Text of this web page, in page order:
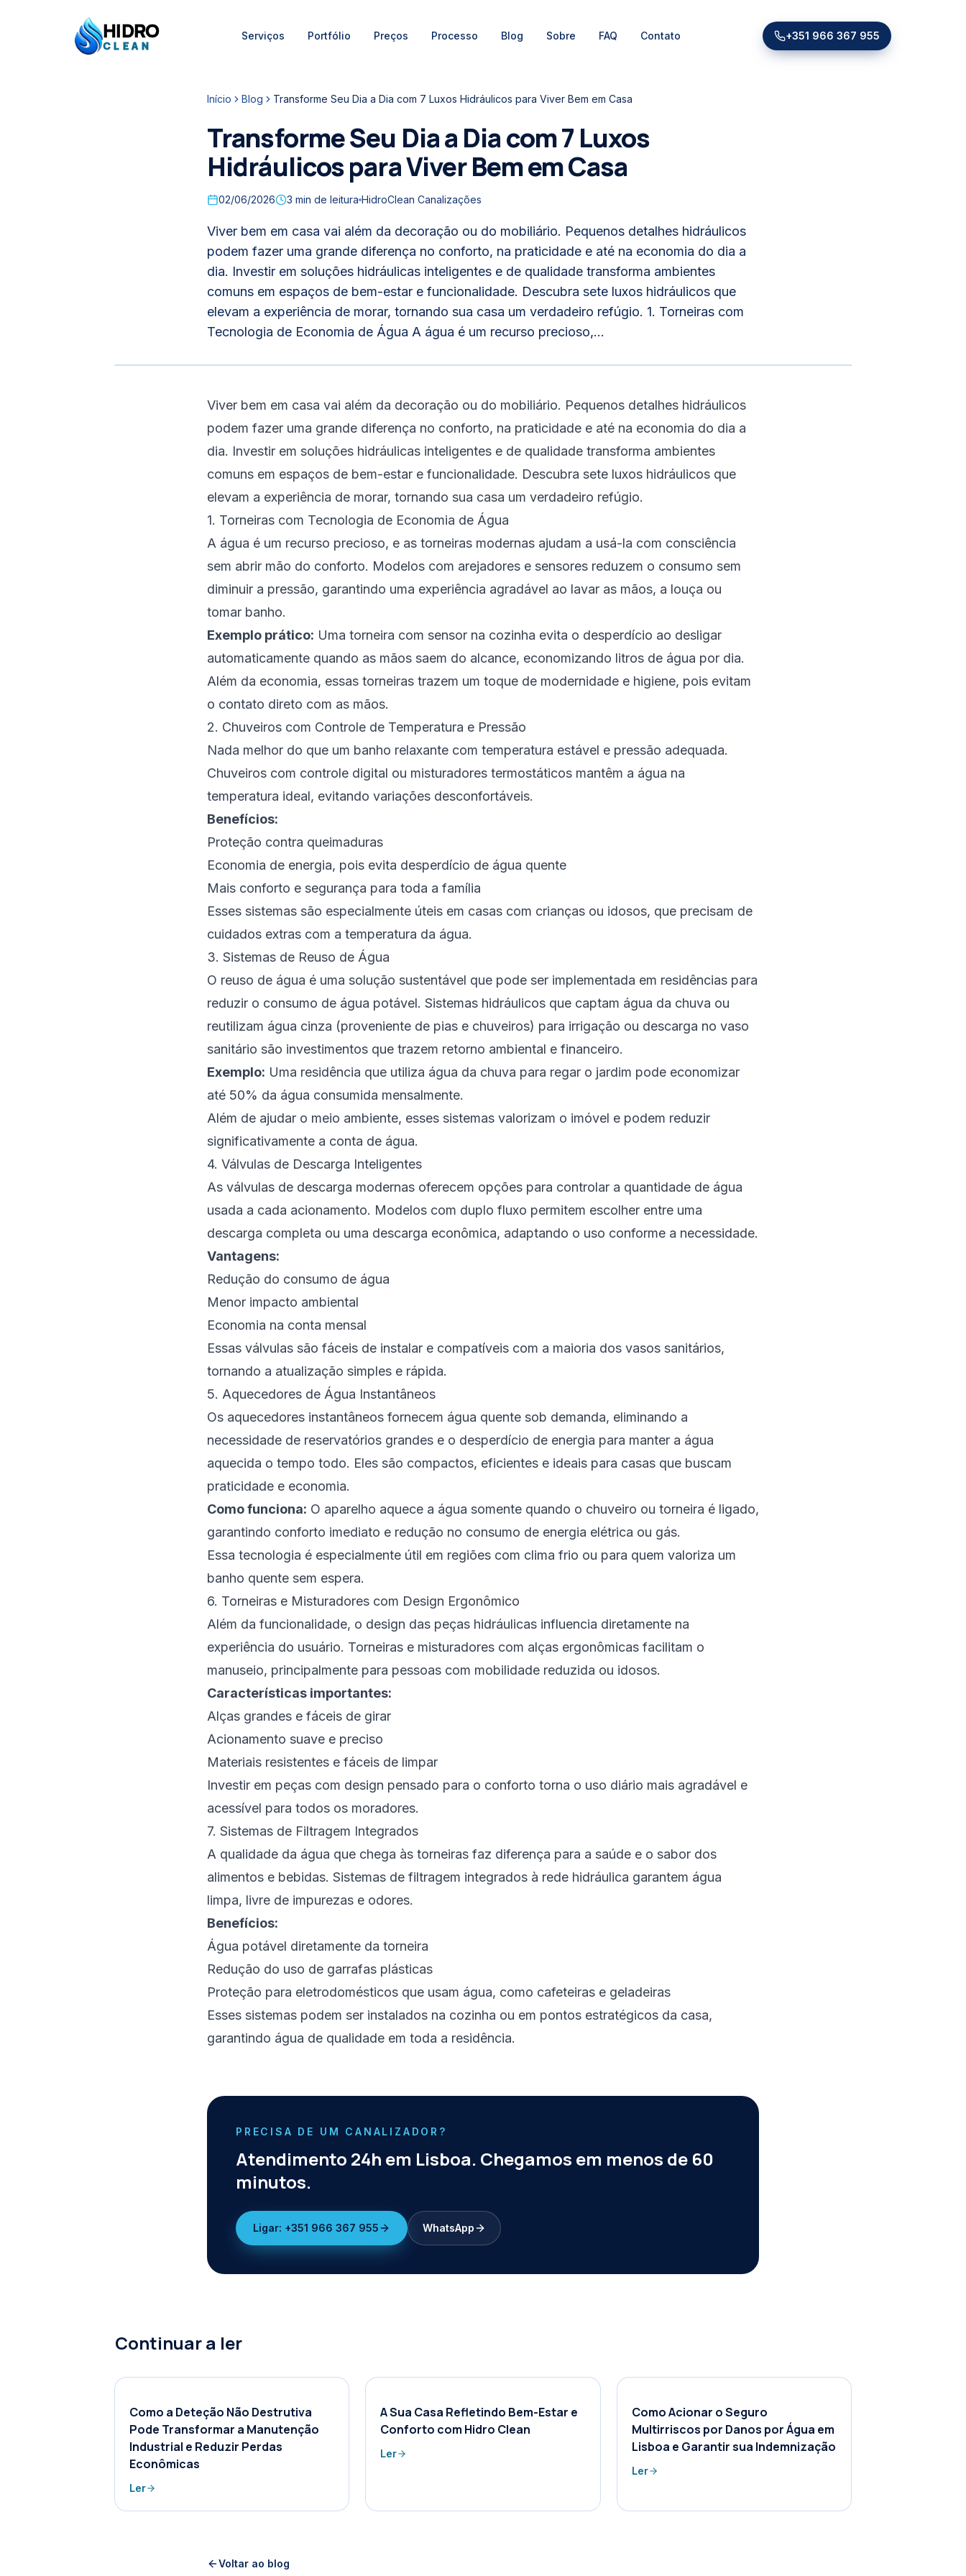
HIDRO
CLEAN
HidroClean Canalizações
Serviços Portfólio Preços Processo Blog Sobre FAQ Contato +351 966 367 955
Início Blog Transforme Seu Dia a Dia com 7 Luxos Hidráulicos para Viver Bem em Casa
Transforme Seu Dia a Dia com 7 Luxos
Hidráulicos para Viver Bem em Casa
02/06/2026 3 min de leitura HidroClean Canalizações
Viver bem em casa vai além da decoração ou do mobiliário. Pequenos detalhes hidráulicos
podem fazer uma grande diferença no conforto, na praticidade e até na economia do dia a
dia. Investir em soluções hidráulicas inteligentes e de qualidade transforma ambientes
comuns em espaços de bem-estar e funcionalidade. Descubra sete luxos hidráulicos que
elevam a experiência de morar, tornando sua casa um verdadeiro refúgio. 1. Torneiras com
Tecnologia de Economia de Água A água é um recurso precioso,...
Viver bem em casa vai além da decoração ou do mobiliário. Pequenos detalhes hidráulicos
podem fazer uma grande diferença no conforto, na praticidade e até na economia do dia a
dia. Investir em soluções hidráulicas inteligentes e de qualidade transforma ambientes
comuns em espaços de bem-estar e funcionalidade. Descubra sete luxos hidráulicos que
elevam a experiência de morar, tornando sua casa um verdadeiro refúgio.
1. Torneiras com Tecnologia de Economia de Água
A água é um recurso precioso, e as torneiras modernas ajudam a usá-la com consciência
sem abrir mão do conforto. Modelos com arejadores e sensores reduzem o consumo sem
diminuir a pressão, garantindo uma experiência agradável ao lavar as mãos, a louça ou
tomar banho.
Exemplo prático: Uma torneira com sensor na cozinha evita o desperdício ao desligar
automaticamente quando as mãos saem do alcance, economizando litros de água por dia.
Além da economia, essas torneiras trazem um toque de modernidade e higiene, pois evitam
o contato direto com as mãos.
2. Chuveiros com Controle de Temperatura e Pressão
Nada melhor do que um banho relaxante com temperatura estável e pressão adequada.
Chuveiros com controle digital ou misturadores termostáticos mantêm a água na
temperatura ideal, evitando variações desconfortáveis.
Benefícios:
Proteção contra queimaduras
Economia de energia, pois evita desperdício de água quente
Mais conforto e segurança para toda a família
Esses sistemas são especialmente úteis em casas com crianças ou idosos, que precisam de
cuidados extras com a temperatura da água.
3. Sistemas de Reuso de Água
O reuso de água é uma solução sustentável que pode ser implementada em residências para
reduzir o consumo de água potável. Sistemas hidráulicos que captam água da chuva ou
reutilizam água cinza (proveniente de pias e chuveiros) para irrigação ou descarga no vaso
sanitário são investimentos que trazem retorno ambiental e financeiro.
Exemplo: Uma residência que utiliza água da chuva para regar o jardim pode economizar
até 50% da água consumida mensalmente.
Além de ajudar o meio ambiente, esses sistemas valorizam o imóvel e podem reduzir
significativamente a conta de água.
4. Válvulas de Descarga Inteligentes
As válvulas de descarga modernas oferecem opções para controlar a quantidade de água
usada a cada acionamento. Modelos com duplo fluxo permitem escolher entre uma
descarga completa ou uma descarga econômica, adaptando o uso conforme a necessidade.
Vantagens:
Redução do consumo de água
Menor impacto ambiental
Economia na conta mensal
Essas válvulas são fáceis de instalar e compatíveis com a maioria dos vasos sanitários,
tornando a atualização simples e rápida.
5. Aquecedores de Água Instantâneos
Os aquecedores instantâneos fornecem água quente sob demanda, eliminando a
necessidade de reservatórios grandes e o desperdício de energia para manter a água
aquecida o tempo todo. Eles são compactos, eficientes e ideais para casas que buscam
praticidade e economia.
Como funciona: O aparelho aquece a água somente quando o chuveiro ou torneira é ligado,
garantindo conforto imediato e redução no consumo de energia elétrica ou gás.
Essa tecnologia é especialmente útil em regiões com clima frio ou para quem valoriza um
banho quente sem espera.
6. Torneiras e Misturadores com Design Ergonômico
Além da funcionalidade, o design das peças hidráulicas influencia diretamente na
experiência do usuário. Torneiras e misturadores com alças ergonômicas facilitam o
manuseio, principalmente para pessoas com mobilidade reduzida ou idosos.
Características importantes:
Alças grandes e fáceis de girar
Acionamento suave e preciso
Materiais resistentes e fáceis de limpar
Investir em peças com design pensado para o conforto torna o uso diário mais agradável e
acessível para todos os moradores.
7. Sistemas de Filtragem Integrados
A qualidade da água que chega às torneiras faz diferença para a saúde e o sabor dos
alimentos e bebidas. Sistemas de filtragem integrados à rede hidráulica garantem água
limpa, livre de impurezas e odores.
Benefícios:
Água potável diretamente da torneira
Redução do uso de garrafas plásticas
Proteção para eletrodomésticos que usam água, como cafeteiras e geladeiras
Esses sistemas podem ser instalados na cozinha ou em pontos estratégicos da casa,
garantindo água de qualidade em toda a residência.
PRECISA DE UM CANALIZADOR?
Atendimento 24h em Lisboa. Chegamos em menos de 60
minutos.
Ligar: +351 966 367 955 WhatsApp
Continuar a ler
Como a Deteção Não Destrutiva
Pode Transformar a Manutenção
Industrial e Reduzir Perdas
Econômicas
Ler
A Sua Casa Refletindo Bem-Estar e
Conforto com Hidro Clean
Ler
Como Acionar o Seguro
Multirriscos por Danos por Água em
Lisboa e Garantir sua Indemnização
Ler
Voltar ao blog